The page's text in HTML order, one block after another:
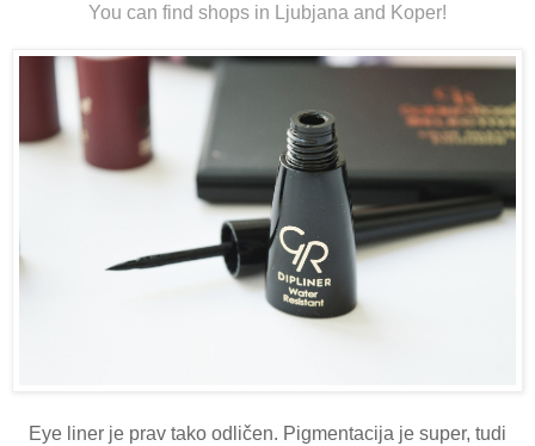
You can find shops in Ljubjana and Koper!
Eye liner je prav tako odličen. Pigmentacija je super, tudi